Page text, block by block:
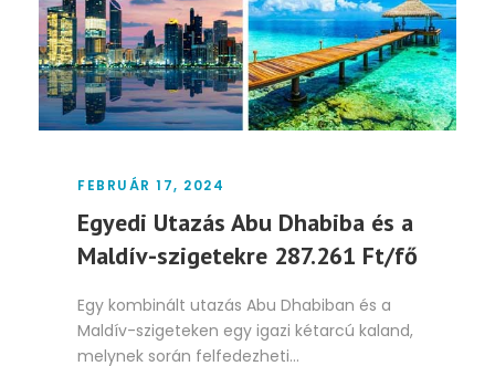
FEBRUÁR 17, 2024
Egyedi Utazás Abu Dhabiba és a
Maldív-szigetekre 287.261 Ft/fő
Egy kombinált utazás Abu Dhabiban és a
Maldív-szigeteken egy igazi kétarcú kaland,
melynek során felfedezheti...